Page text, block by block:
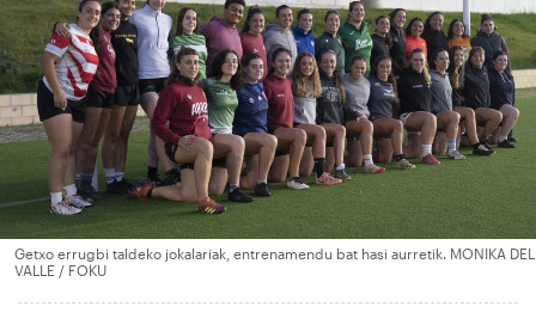
Getxo errugbi taldeko jokalariak, entrenamendu bat hasi aurretik. MONIKA DEL
VALLE / FOKU